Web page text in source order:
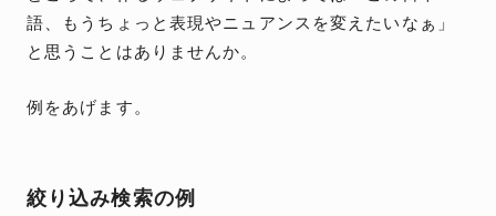
語、もうちょっと表現やニュアンスを変えたいなぁ」
と思うことはありませんか。
例をあげます。
絞り込み検索の例